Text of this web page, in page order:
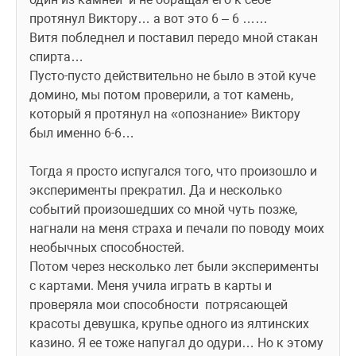
протянул Виктору… а вот это 6 – 6 ……
Витя побледнел и поставил передо мной стакан
спирта…
Пусто-пусто действительно не было в этой куче
домино, мы потом проверили, а тот камень,
который я протянул на «опознание» Виктору
был именно 6-6…
Тогда я просто испугался того, что произошло и
эксперименты прекратил. Да и несколько
событий произошедших со мной чуть позже,
нагнали на меня страха и печали по поводу моих
необычных способностей.
Потом через несколько лет были эксперименты
с картами. Меня учила играть в карты и
проверяла мои способности  потрясающей
красоты девушка, крупье одного из ялтинских
казино. Я ее тоже напугал до одури… Но к этому